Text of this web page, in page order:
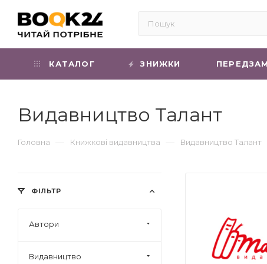
КАТАЛОГ ЗНИЖКИ
Видавництво Талант
Головна — Книжкові видавництва — Видавництво Талант
ФІЛЬТР
Автори
Видавництво